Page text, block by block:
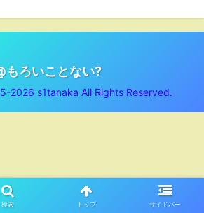
もろいことない?
2026 s1tanaka All Rights Reserved.
検索 トップ サイドバー